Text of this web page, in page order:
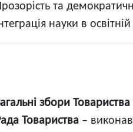
та
науки в
збори Товариства
Товариства –